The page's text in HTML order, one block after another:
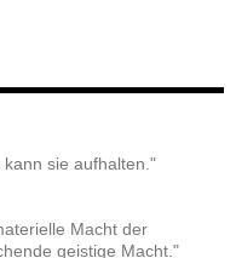
sie aufhalten."
Macht der
geistige Macht."